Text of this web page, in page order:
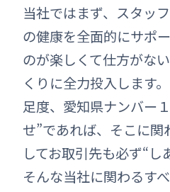
当社ではまず、スタッ
の健康を全面的にサポ
のが楽しくて仕方がな
くりに全力投入します
足度、愛知県ナンバー
せ”であれば、そこに関
してお取引先も必ず“し
そんな当社に関わるす